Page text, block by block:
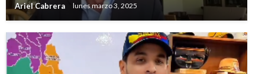
Ariel Cabrera lunes marzo 3, 2025